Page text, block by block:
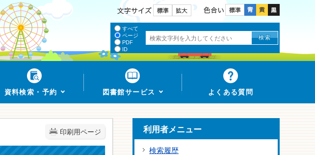
色合い
文字サイズ
すべて
ページ
PDF
ID
資料検索・予約 図書館サービス よくある質問
印刷用ページ 利用者メニュー
検索履歴